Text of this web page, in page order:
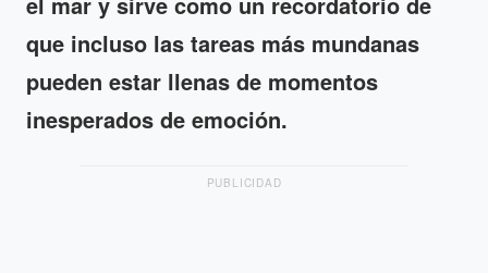
que incluso las tareas más mundanas
pueden estar llenas de momentos
inesperados de emoción.
PUBLICIDAD